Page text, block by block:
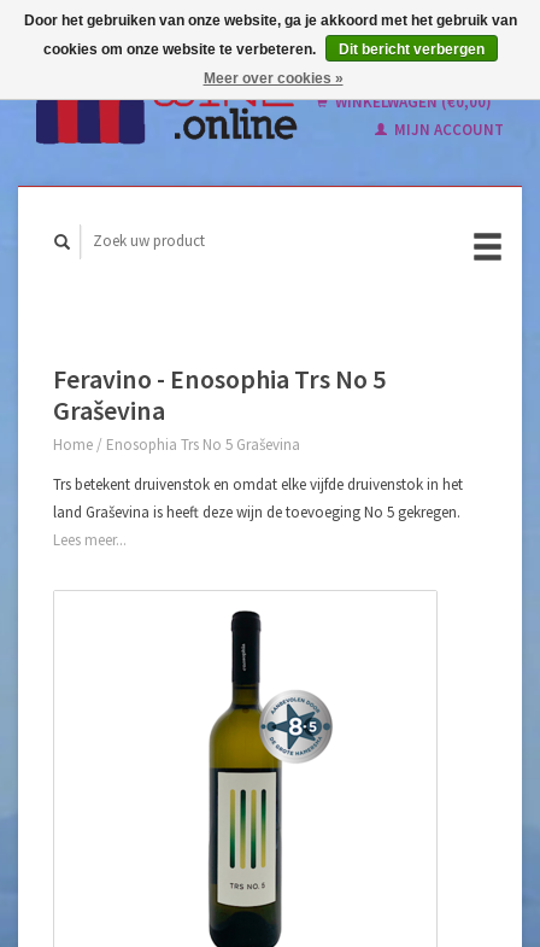
Nederlands
WINKELWAGEN (€0,00)
MIJN ACCOUNT
Feravino - Enosophia Trs No 5
Graševina
Home / Enosophia Trs No 5 Graševina
Trs betekent druivenstok en omdat elke vijfde druivenstok in het
land Graševina is heeft deze wijn de toevoeging No 5 gekregen.
Lees meer...
Door het gebruiken van onze website, ga je akkoord met het gebruik van
cookies om onze website te verbeteren.
Dit bericht verbergen
Meer over cookies »